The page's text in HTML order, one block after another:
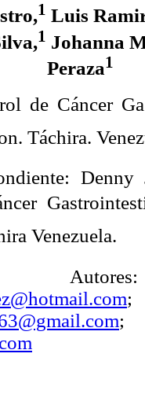
1 Luis
1 Johanna
Peraza1
de Cáncer
Táchira.
Venezuela.